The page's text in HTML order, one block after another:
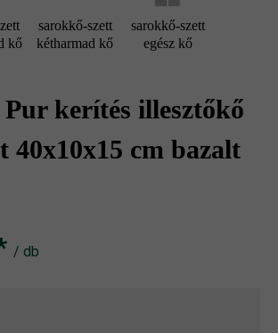
kő
sarokkő-szett
kétharmad kő
sarokkő-szett
egész kő
kerítés illesztőkő
40x10x15 cm bazalt
/ db